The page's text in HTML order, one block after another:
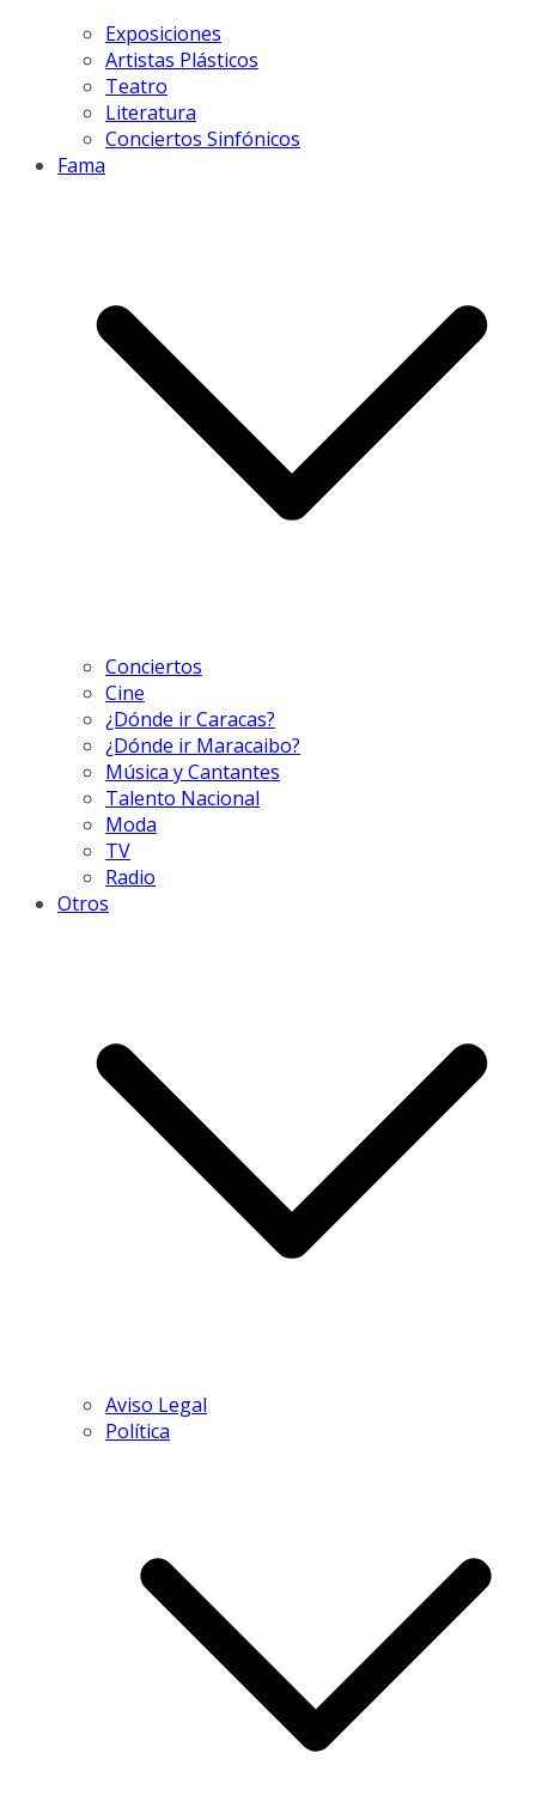
Exposiciones
Artistas Plásticos
Teatro
Literatura
Conciertos Sinfónicos
Fama
Conciertos
Cine
¿Dónde ir Caracas?
¿Dónde ir Maracaibo?
Música y Cantantes
Talento Nacional
Moda
TV
Radio
Otros
Aviso Legal
Política